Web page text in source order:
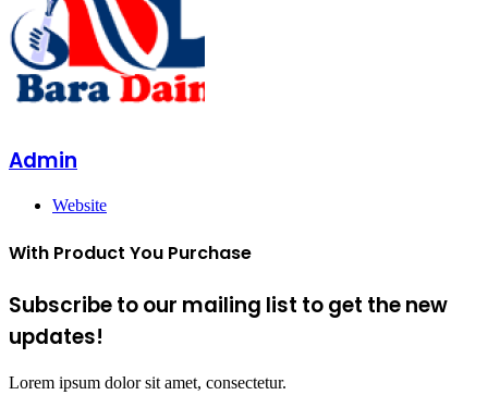
Admin
Website
With Product You Purchase
Subscribe to our mailing list to get the new
updates!
Lorem ipsum dolor sit amet, consectetur.